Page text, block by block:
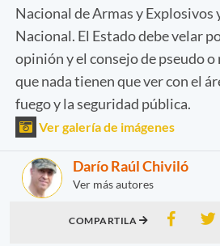
Nacional de Armas y
Nacional. El Estado debe velar
opinión y el consejo de pseudo
que nada tienen que ver con el
fuego y la seguridad pública.
Ver galería de imágenes
Darío Raúl Chiviló
Ver más autores
COMPARTILA